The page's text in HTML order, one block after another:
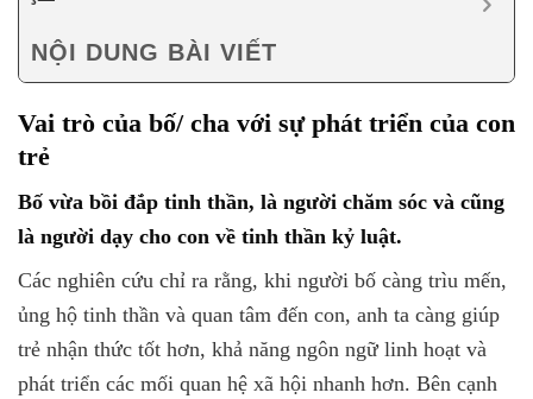
NỘI DUNG BÀI VIẾT
Vai trò của bố/ cha với sự phát triển của con
trẻ
Bố vừa bồi đắp tinh thần, là người chăm sóc và cũng
là người dạy cho con về tinh thần kỷ luật.
Các nghiên cứu chỉ ra rằng, khi người bố càng trìu mến,
ủng hộ tinh thần và quan tâm đến con, anh ta càng giúp
trẻ nhận thức tốt hơn, khả năng ngôn ngữ linh hoạt và
phát triển các mối quan hệ xã hội nhanh hơn. Bên cạnh